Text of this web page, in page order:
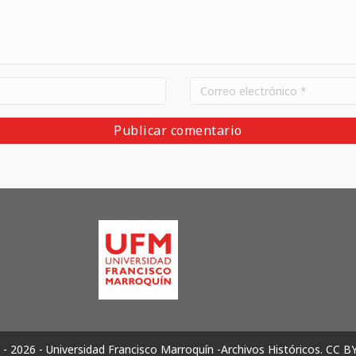
2026 - Universidad Francisco Marroquín -Archivos Históricos. CC